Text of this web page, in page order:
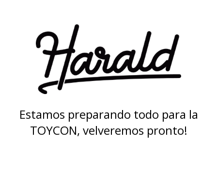
Estamos preparando todo para la
TOYCON, velveremos pronto!